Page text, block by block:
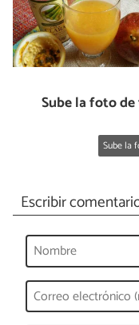
Sube la foto
Sube la
Escribir